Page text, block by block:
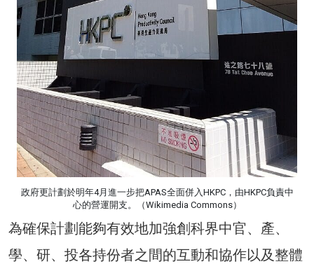
政府更計劃於明年4月進一步把APAS全面併入HKPC，由HKPC負責中
心的營運開支。（Wikimedia Commons）
為確保計劃能夠有效地加強創科界中官、產、
學、研、投各持份者之間的互動和協作以及整體